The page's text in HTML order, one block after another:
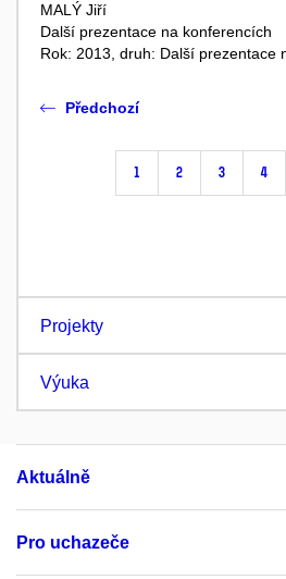
MALÝ Jiří
Další prezentace na konferencích
Rok: 2013, druh: Další prezentace
Předchozí
1 2 3 4
Projekty
Výuka
Aktuálně
Pro uchazeče